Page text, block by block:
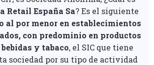
Retail España Sa? Es el siguiente
al por menor en establecimientos
con predominio en productos
y tabaco, el SIC que tiene
sociedad por su tipo de actividad